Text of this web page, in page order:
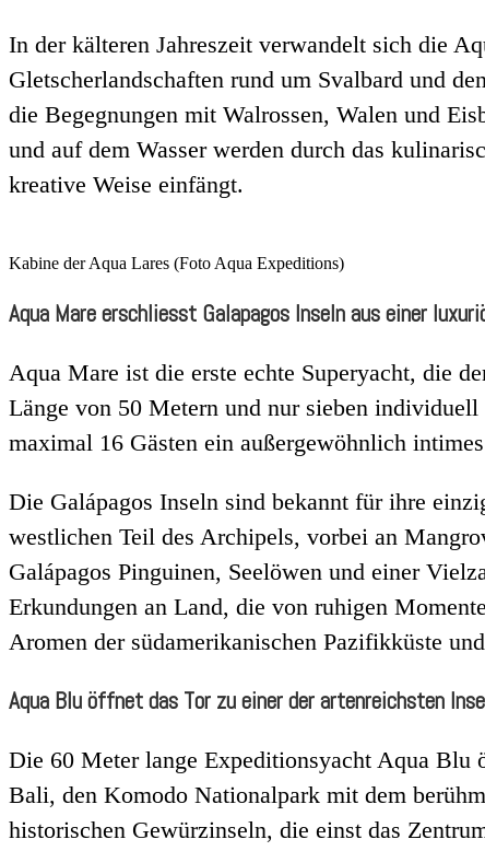
In der kälteren Jahreszeit verwandelt sich die
Gletscherlandschaften rund um Svalbard und
die Begegnungen mit Walrossen, Walen und
und auf dem Wasser werden durch das
kreative Weise einfängt.
Kabine der Aqua Lares (Foto Aqua Expeditions)
Aqua Mare erschliesst Galapagos Inseln aus einer
Aqua Mare ist die erste echte Superyacht, die
Länge von 50 Metern und nur sieben individuell
maximal 16 Gästen ein außergewöhnlich
Die Galápagos Inseln sind bekannt für ihre
westlichen Teil des Archipels, vorbei an
Galápagos Pinguinen, Seelöwen und einer
Erkundungen an Land, die von ruhigen
Aromen der südamerikanischen Pazifikküste
Aqua Blu öffnet das Tor zu einer der artenreichsten
Die 60 Meter lange Expeditionsyacht Aqua Blu
Bali, den Komodo Nationalpark mit dem
historischen Gewürzinseln, die einst das